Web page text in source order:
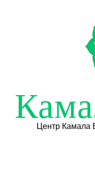
Центр